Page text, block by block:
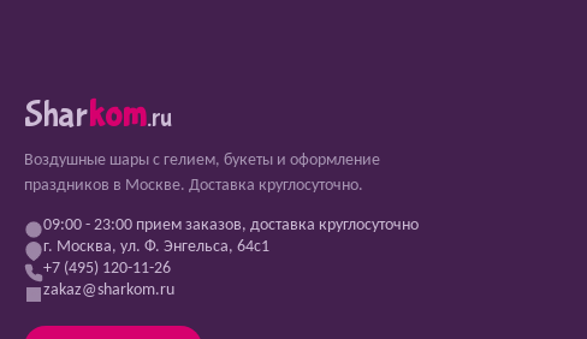
Sharkom.ru
Воздушные шары с гелием, букеты и оформление
праздников в Москве. Доставка круглосуточно.
09:00 - 23:00 прием заказов, доставка круглосуточно
г. Москва, ул. Ф. Энгельса, 64с1
+7 (495) 120-11-26
zakaz@sharkom.ru